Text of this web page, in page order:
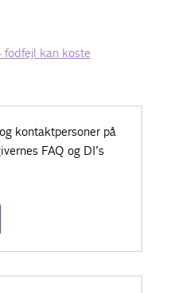
fodfejl kan koste
kontaktpersoner på
FAQ og DI’s